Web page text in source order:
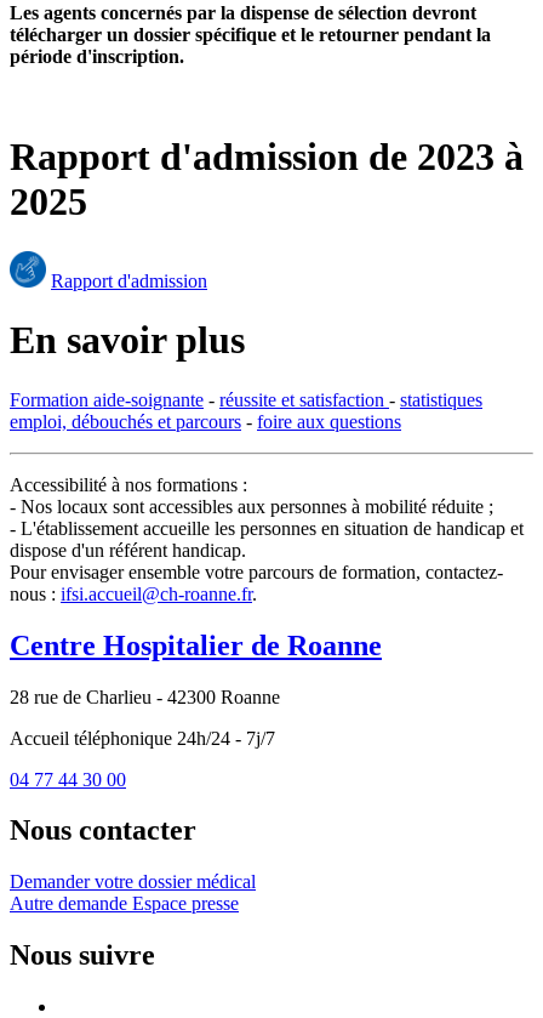
Les agents concernés par la dispense de sélection devront
télécharger un dossier spécifique et le retourner pendant la
période d'inscription.
Rapport d'admission de 2023 à
2025
Rapport d'admission
En savoir plus
Formation aide-soignante - réussite et satisfaction - statistiques
emploi, débouchés et parcours - foire aux questions
Accessibilité à nos formations :
- Nos locaux sont accessibles aux personnes à mobilité réduite ;
- L'établissement accueille les personnes en situation de handicap et
dispose d'un référent handicap.
Pour envisager ensemble votre parcours de formation, contactez-
nous : ifsi.accueil@ch-roanne.fr.
Centre Hospitalier de Roanne
28 rue de Charlieu - 42300 Roanne
Accueil téléphonique 24h/24 - 7j/7
04 77 44 30 00
Nous contacter
Demander votre dossier médical
Autre demande Espace presse
Nous suivre